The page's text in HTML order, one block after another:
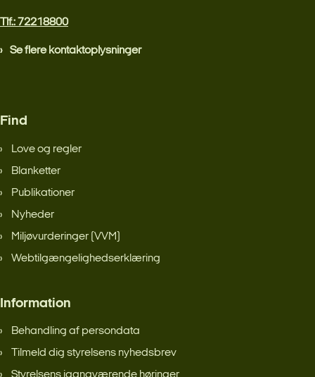
Tlf.: 72218800
Se flere kontaktoplysninger
Find
Love og regler
Blanketter
Publikationer
Nyheder
Miljøvurderinger (VVM)
Webtilgængelighedserklæring
Information
Behandling af persondata
Tilmeld dig styrelsens nyhedsbrev
Styrelsens igangværende høringer